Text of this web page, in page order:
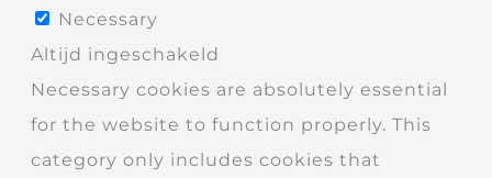
Necessary
Altijd ingeschakeld
Necessary cookies are absolutely essential
for the website to function properly. This
category only includes cookies that